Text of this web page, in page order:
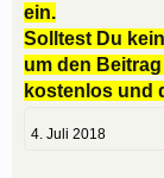
ein.
Solltest Du
um den
kostenlos und
4. Juli 2018